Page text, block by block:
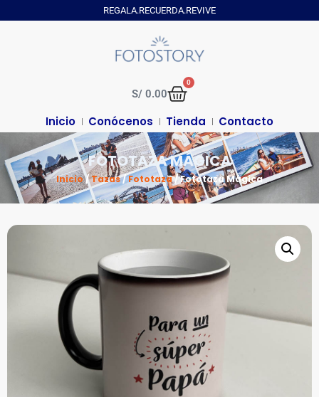
REGALA.RECUERDA.REVIVE
S/ 0.00
0
Inicio Conócenos Tienda Contacto
FOTOTAZA MÁGICA
Inicio/Tazas/Fototaza/ Fototaza Mágica